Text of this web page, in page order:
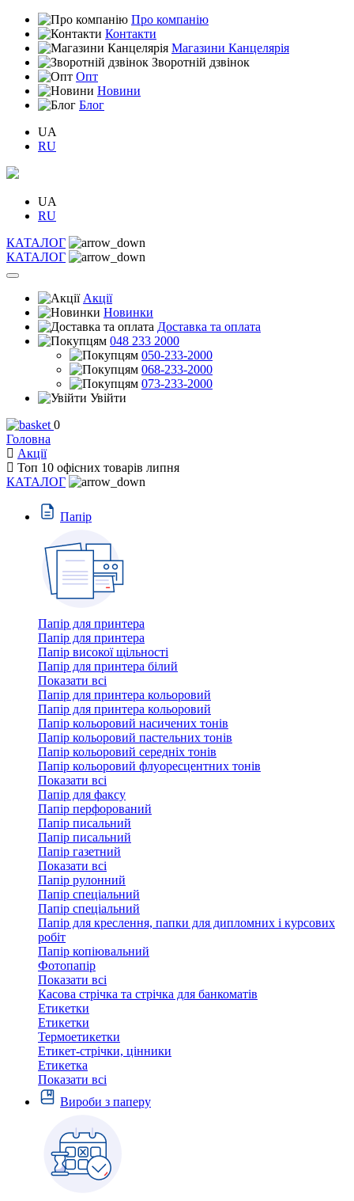
Про компанію
Контакти
Магазини Канцелярія
Зворотній дзвінок
Опт
Новини
Блог
UA
RU
UA
RU
КАТАЛОГ
КАТАЛОГ
Акції
Новинки
Доставка та оплата
048 233 2000
050-233-2000
068-233-2000
073-233-2000
Увійти
0
Головна
Акції
Топ 10 офicних товарiв липня
КАТАЛОГ
Пaпiр
Папір для принтера
Папір для принтера
Папір високої щільності
Папір для принтера білий
Показати всі
Папір для принтера кольоровий
Папір для принтера кольоровий
Папір кольоровий насичених тонів
Папір кольоровий пастельних тонів
Папір кольоровий середніх тонів
Папір кольоровий флуоресцентних тонів
Показати всі
Папір для факсу
Папір перфорований
Папір писальний
Папір писальний
Папір газетний
Показати всі
Папір рулонний
Папір спеціальний
Папір спеціальний
Папір для креслення, папки для дипломних і курсових
робіт
Папір копіювальний
Фотопапір
Показати всі
Касова стрічка та стрічка для банкоматів
Етикетки
Етикетки
Термоетикетки
Етикет-стрічки, цінники
Етикетка
Показати всі
Вироби з паперу